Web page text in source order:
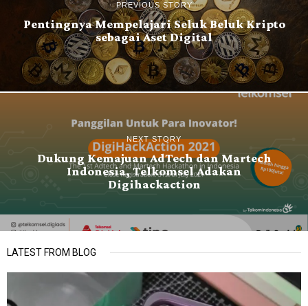
PREVIOUS STORY
Pentingnya Mempelajari Seluk Beluk Kripto
sebagai Aset Digital
NEXT STORY
Dukung Kemajuan AdTech dan Martech
Indonesia, Telkomsel Adakan
Digihackaction
LATEST FROM BLOG